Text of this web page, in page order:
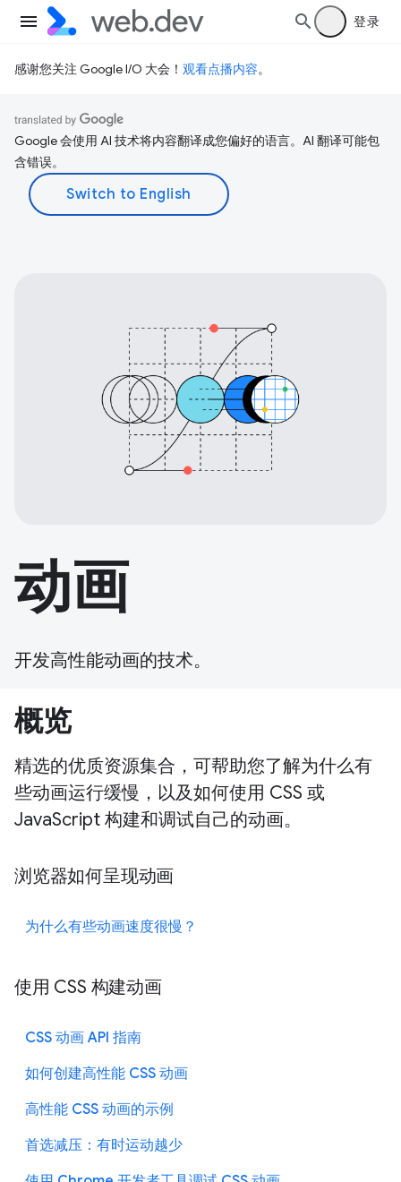
登录
感谢您关注 Google I/O 大会！ 观看点播内容。
Google 会使用 AI 技术将内容翻译成您偏好的语言。AI 翻译可能包
含错误。
动画
开发高性能动画的技术。
概览
精选的优质资源集合，可帮助您了解为什么有
些动画运行缓慢，以及如何使用 CSS 或
JavaScript 构建和调试自己的动画。
浏览器如何呈现动画
为什么有些动画速度很慢？
使用 CSS 构建动画
CSS 动画 API 指南
如何创建高性能 CSS 动画
高性能 CSS 动画的示例
首选减压：有时运动越少